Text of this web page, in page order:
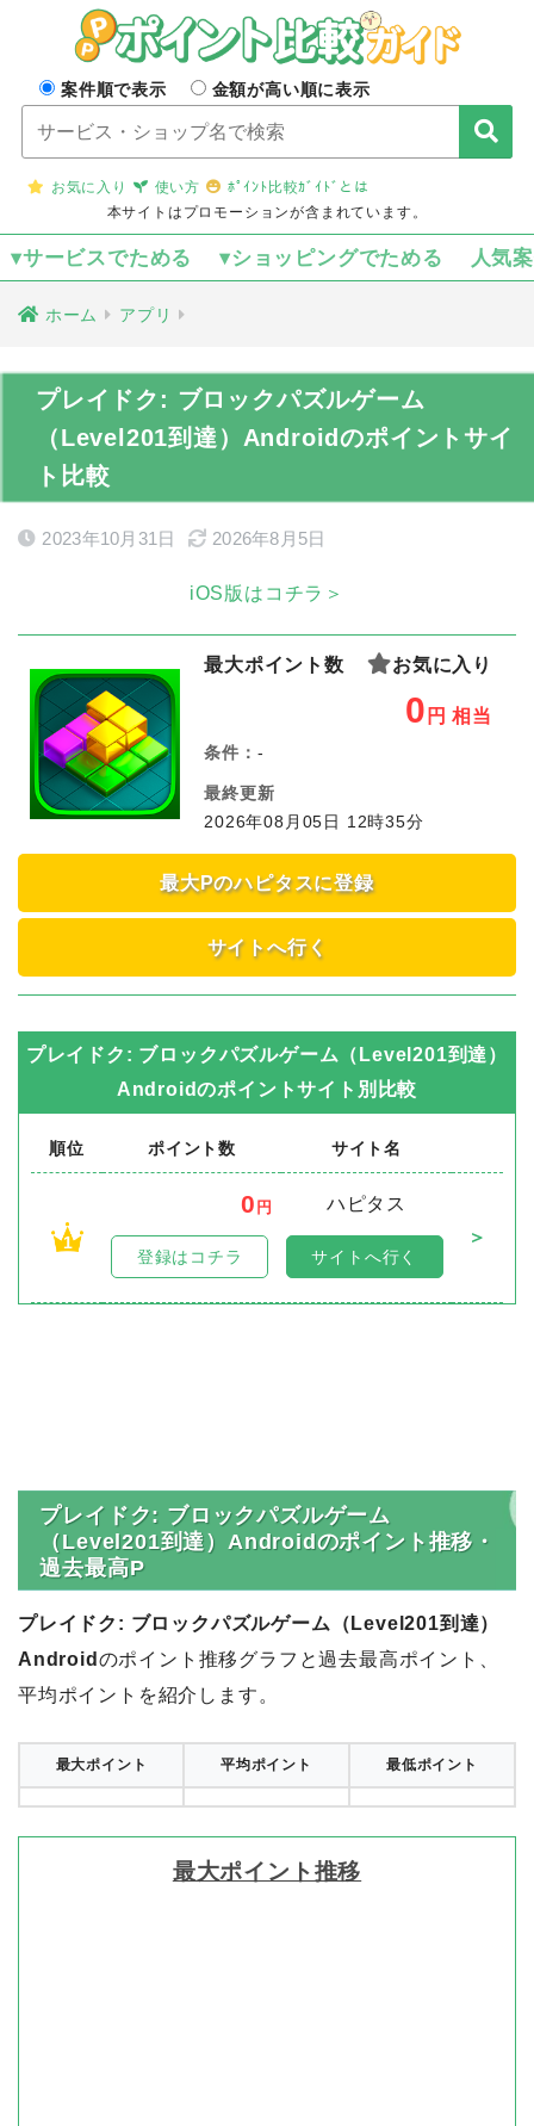
案件順で表示 金額が高い順に表示
お気に入り 使い方
ﾎﾟｲﾝﾄ比較ｶﾞｲﾄﾞとは
本サイトはプロモーションが含まれています。
▾サービスでためる ▾ショッピングでためる 人気
ホーム アプリ
プレイドク: ブロックパズルゲーム
（Level201到達）Androidのポイントサイ
ト比較
2023年10月31日 2026年8月5日
iOS版はコチラ＞
最大ポイント数 お気に入り
0 円 相当
条件： -
最終更新
2026年08月05日 12時35分
最大Pのハピタスに登録
サイトへ行く
プレイドク: ブロックパズルゲーム（Level201到達）
Androidのポイントサイト別比較
順位 ポイント数 サイト名
1
0 円
ハピタス
＞
登録はコチラ サイトへ行く
プレイドク: ブロックパズルゲーム
（Level201到達）Androidのポイント推移・
過去最高P
プレイドク: ブロックパズルゲーム（Level201到達）
Android のポイント推移グラフと過去最高ポイント、
平均ポイントを紹介します。
最大ポイント 平均ポイント 最低ポイント
最大ポイント推移